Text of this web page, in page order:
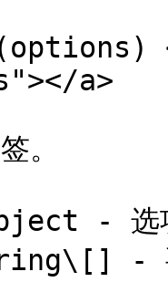
a>
。
- 选